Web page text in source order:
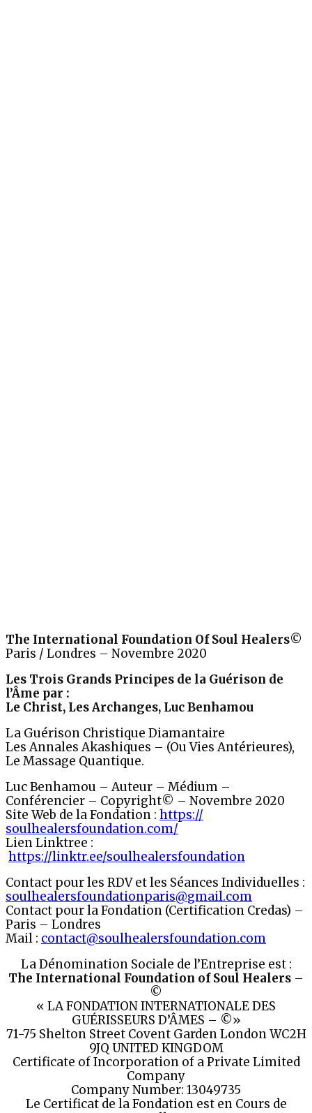
The International Foundation Of Soul Healers©
Paris / Londres – Novembre 2020
Les Trois Grands Principes de la Guérison de
l’Âme par :
Le Christ, Les Archanges, Luc Benhamou
La Guérison Christique Diamantaire
Les Annales Akashiques – (Ou Vies Antérieures),
Le Massage Quantique.
Luc Benhamou – Auteur – Médium –
Conférencier – Copyright© – Novembre 2020
Site Web de la Fondation : https://
soulhealersfoundation.com/
Lien Linktree :
https://linktr.ee/soulhealersfoundation
Contact pour les RDV et les Séances Individuelles :
soulhealersfoundationparis@gmail.com
Contact pour la Fondation (Certification Credas) –
Paris – Londres
Mail : contact@soulhealersfoundation.com
La Dénomination Sociale de l’Entreprise est :
The International Foundation of Soul Healers –
©
« LA FONDATION INTERNATIONALE DES
GUÉRISSEURS D’ÂMES – ©»
71-75 Shelton Street Covent Garden London WC2H
9JQ UNITED KINGDOM
Certificate of Incorporation of a Private Limited
Company
Company Number: 13049735
Le Certificat de la Fondation est en Cours de